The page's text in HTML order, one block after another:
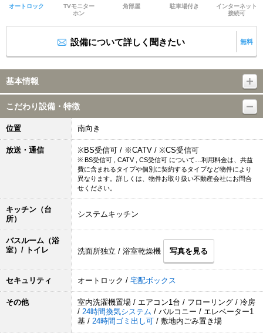
オートロック
TVモニター
ホン
角部屋 駐車場付き
インターネット
接続可
設備について詳しく聞きたい 無料
基本情報
こだわり設備・特徴
位置 南向き
放送・通信 ※BS受信可 / ※CATV / ※CS受信可
※ BS受信可 , CATV , CS受信可 について…利用料金は、共益
費に含まれるタイプや個別に契約するタイプなど物件により
異なります。詳しくは、物件お取り扱い不動産会社にお問合
せください。
キッチン（台
所）
システムキッチン
バスルーム（浴
室）/ トイレ
洗面所独立 / 浴室乾燥機 写真を見る
セキュリティ オートロック / 宅配ボックス
その他
室内洗濯機置場 / エアコン1台 / フローリング / 冷房
/ 24時間換気システム / バルコニー / エレベーター1
基 / 24時間ゴミ出し可 / 敷地内ごみ置き場